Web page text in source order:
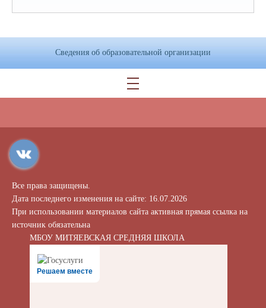
Сведения об образовательной организации
Все права защищены.
Дата последнего изменения на сайте: 16.07.2026
При использовании материалов сайта активная прямая ссылка на
источник обязательна
МБОУ МИТЯЕВСКАЯ СРЕДНЯЯ ШКОЛА
Решаем вместе